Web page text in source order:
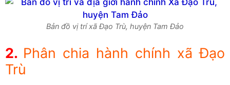
Bản đồ vị trí xã Đạo Trù, huyện Tam Đảo
Phân chia hành chính xã Đạo
Trù